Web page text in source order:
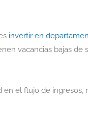
invertir en
vacancias bajas
el flujo de